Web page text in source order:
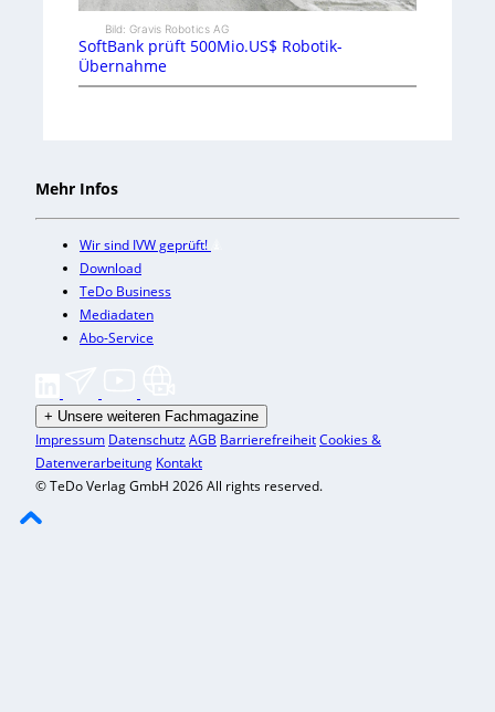
Bild: Gravis Robotics AG
SoftBank prüft 500Mio.US$ Robotik-
Übernahme
Mehr Infos
Wir sind IVW geprüft!
Download
TeDo Business
Mediadaten
Abo-Service
+ Unsere weiteren Fachmagazine
Impressum DatenschutzAGB BarrierefreiheitCookies &
Datenverarbeitung Kontakt
© TeDo Verlag GmbH 2026 All rights reserved.